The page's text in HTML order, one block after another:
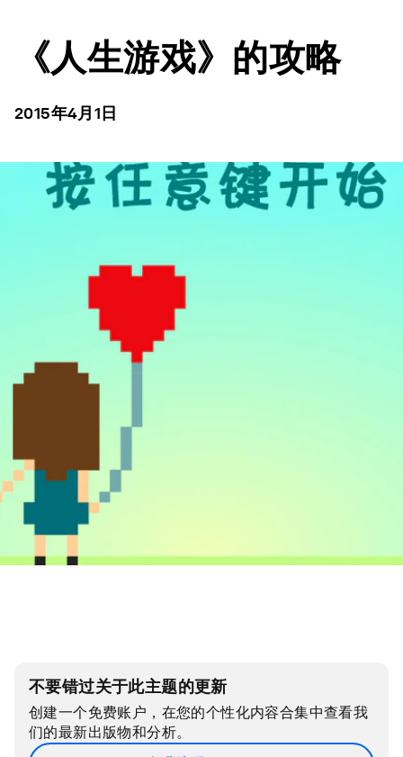
《人生游戏》的攻略
2015年4月1日
不要错过关于此主题的更新
创建一个免费账户，在您的个性化内容合集中查看我
们的最新出版物和分析。